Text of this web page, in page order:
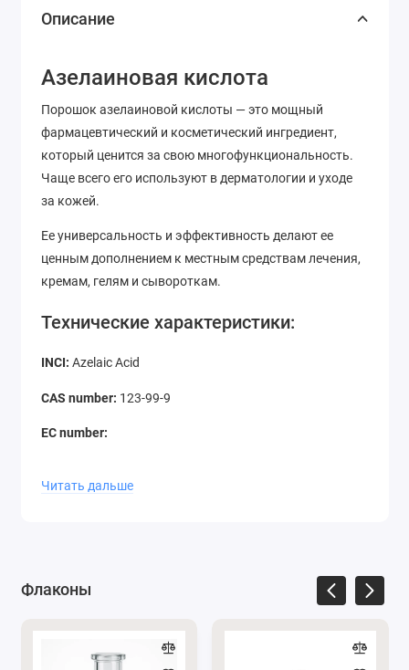
Описание
Азелаиновая кислота
Порошок азелаиновой кислоты — это мощный
фармацевтический и косметический ингредиент,
который ценится за свою многофункциональность.
Чаще всего его используют в дерматологии и уходе
за кожей.
Ее универсальность и эффективность делают ее
ценным дополнением к местным средствам лечения,
кремам, гелям и сывороткам.
Технические характеристики:
INCI: Azelaic Acid
CAS number: 123-99-9
EC number:
Хорошо растворяется в спиртах и
гликолях, плохо растворяется в воде
Читать дальше
Флаконы